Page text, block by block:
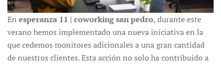
En esperanza 11 | coworking san pedro, durante este
verano hemos implementado una nueva iniciativa en la
que cedemos monitores adicionales a una gran cantidad
de nuestros clientes. Esta acción no solo ha contribuido a